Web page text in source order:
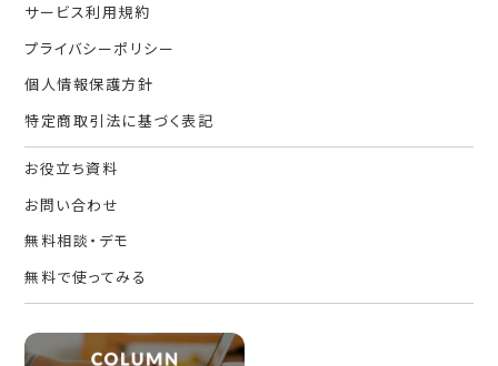
サービス利用規約
プライバシーポリシー
個人情報保護方針
特定商取引法に基づく表記
お役立ち資料
お問い合わせ
無料相談・デモ
無料で使ってみる